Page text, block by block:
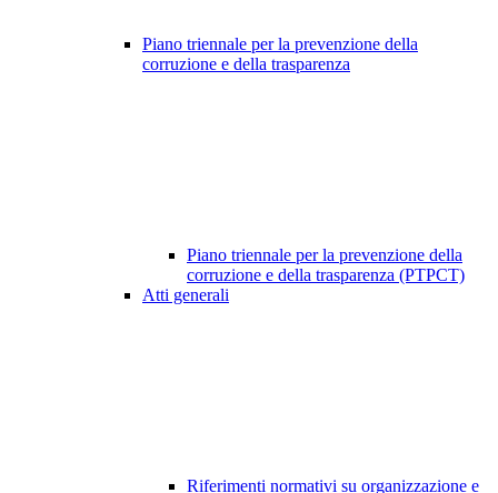
Piano triennale per la prevenzione della
corruzione e della trasparenza
Piano triennale per la prevenzione della
corruzione e della trasparenza (PTPCT)
Atti generali
Riferimenti normativi su organizzazione e